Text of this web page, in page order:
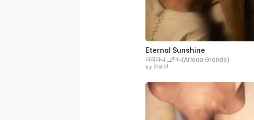
Eternal Sunshine
아리아나 그란데 (Ariana Grande)
by 한성현